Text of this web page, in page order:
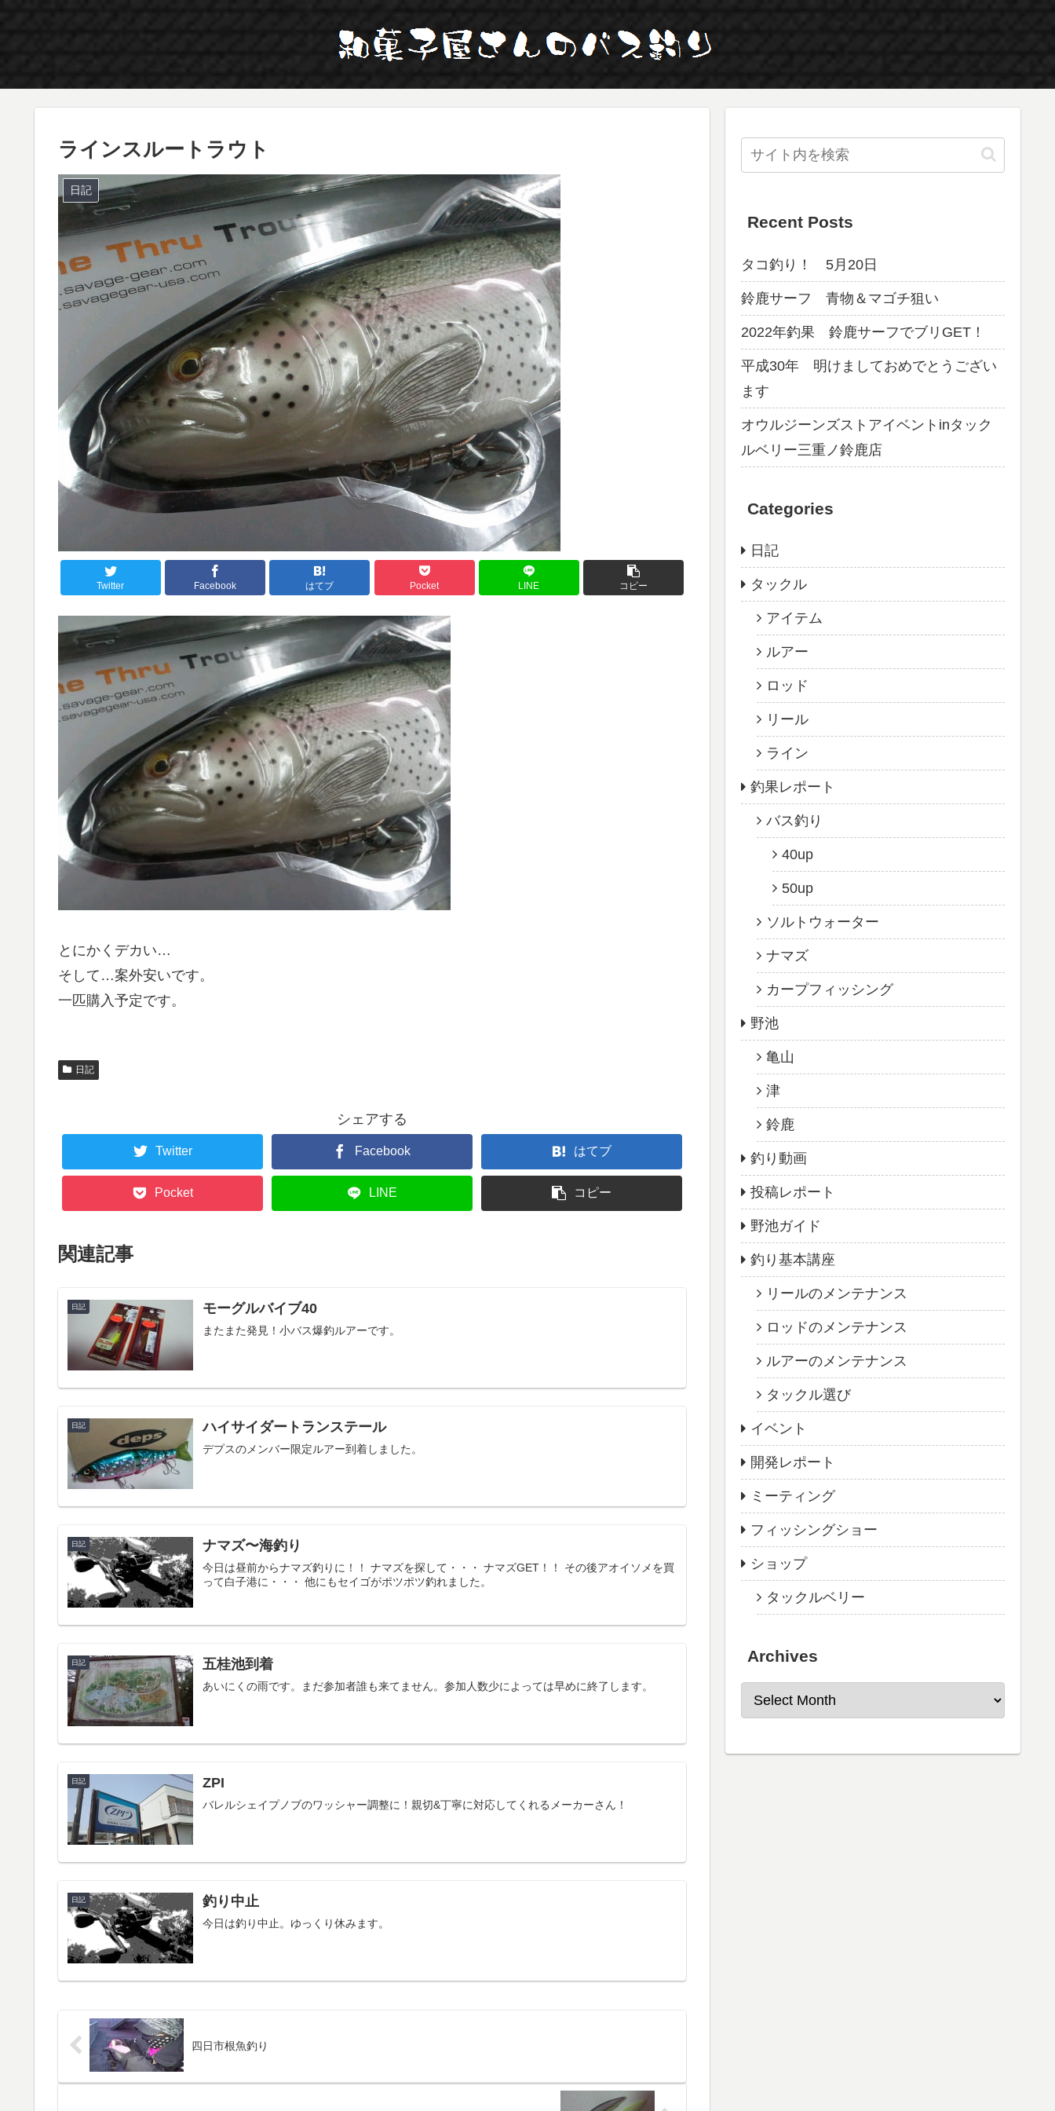
ラインスルートラウト
日記
Twitter Facebook はてブ Pocket LINE コピー
とにかくデカい…
そして…案外安いです。
一匹購入予定です。
日記
シェアする
Twitter Facebook はてブ
Pocket LINE コピー
関連記事
日記 モーグルバイブ40
またまた発見！小バス爆釣ルアーです。
日記 ハイサイダートランステール
デプスのメンバー限定ルアー到着しました。
日記 ナマズ〜海釣り
今日は昼前からナマズ釣りに！！ ナマズを探して・・・ ナマズGET！！ その後アオイソメを買
って白子港に・・・ 他にもセイゴがポツポツ釣れました。
日記 五桂池到着
あいにくの雨です。まだ参加者誰も来てません。参加人数少によっては早めに終了します。
日記 ZPI
バレルシェイプノブのワッシャー調整に！親切&丁寧に対応してくれるメーカーさん！
日記 釣り中止
今日は釣り中止。ゆっくり休みます。
四日市根魚釣り
Recent Posts
タコ釣り！ 5月20日
鈴鹿サーフ 青物＆マゴチ狙い
2022年釣果 鈴鹿サーフでブリGET！
平成30年 明けましておめでとうござい
ます
オウルジーンズストアイベントinタック
ルベリー三重ノ鈴鹿店
Categories
日記
タックル
アイテム
ルアー
ロッド
リール
ライン
釣果レポート
バス釣り
40up
50up
ソルトウォーター
ナマズ
カープフィッシング
野池
亀山
津
鈴鹿
釣り動画
投稿レポート
野池ガイド
釣り基本講座
リールのメンテナンス
ロッドのメンテナンス
ルアーのメンテナンス
タックル選び
イベント
開発レポート
ミーティング
フィッシングショー
ショップ
タックルベリー
Archives